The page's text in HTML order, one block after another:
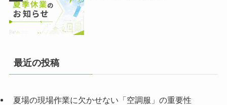
最近の投稿
夏場の現場作業に欠かせない「空調服」の重要性